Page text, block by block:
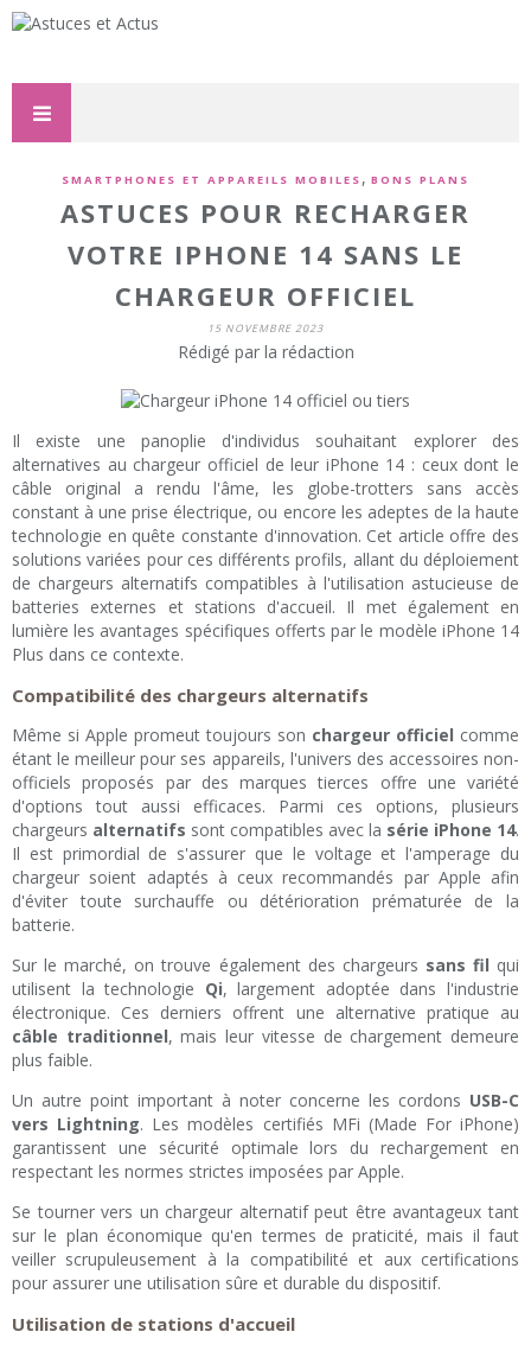
SMARTPHONES ET APPAREILS MOBILES , BONS PLANS
ASTUCES POUR RECHARGER
VOTRE IPHONE 14 SANS LE
CHARGEUR OFFICIEL
15 NOVEMBRE 2023
Rédigé par la rédaction
Il existe une panoplie d'individus souhaitant explorer des
alternatives au chargeur officiel de leur iPhone 14 : ceux dont le
câble original a rendu l'âme, les globe-trotters sans accès
constant à une prise électrique, ou encore les adeptes de la haute
technologie en quête constante d'innovation. Cet article offre des
solutions variées pour ces différents profils, allant du déploiement
de chargeurs alternatifs compatibles à l'utilisation astucieuse de
batteries externes et stations d'accueil. Il met également en
lumière les avantages spécifiques offerts par le modèle iPhone 14
Plus dans ce contexte.
Compatibilité des chargeurs alternatifs
Même si Apple promeut toujours son chargeur officiel comme
étant le meilleur pour ses appareils, l'univers des accessoires non-
officiels proposés par des marques tierces offre une variété
d'options tout aussi efficaces. Parmi ces options, plusieurs
chargeurs alternatifs sont compatibles avec la série iPhone 14.
Il est primordial de s'assurer que le voltage et l'amperage du
chargeur soient adaptés à ceux recommandés par Apple afin
d'éviter toute surchauffe ou détérioration prématurée de la
batterie.
Sur le marché, on trouve également des chargeurs sans fil qui
utilisent la technologie Qi, largement adoptée dans l'industrie
électronique. Ces derniers offrent une alternative pratique au
câble traditionnel, mais leur vitesse de chargement demeure
plus faible.
Un autre point important à noter concerne les cordons USB-C
vers Lightning. Les modèles certifiés MFi (Made For iPhone)
garantissent une sécurité optimale lors du rechargement en
respectant les normes strictes imposées par Apple.
Se tourner vers un chargeur alternatif peut être avantageux tant
sur le plan économique qu'en termes de praticité, mais il faut
veiller scrupuleusement à la compatibilité et aux certifications
pour assurer une utilisation sûre et durable du dispositif.
Utilisation de stations d'accueil